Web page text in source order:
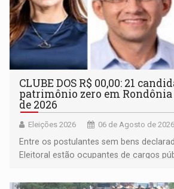
CLUBE DOS R$ 00,00: 21
patrimônio zero em Rondônia
de 2026
Eleições 2026 06 de Agosto de
Entre os postulantes sem bens
Eleitoral estão ocupantes de cargos
Pedro Geovar (PP) e a vice-prefeita